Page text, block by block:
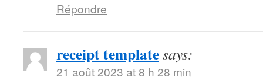
Répondre
receipt templatesays:
21 août 2023 at 8 h 28 min